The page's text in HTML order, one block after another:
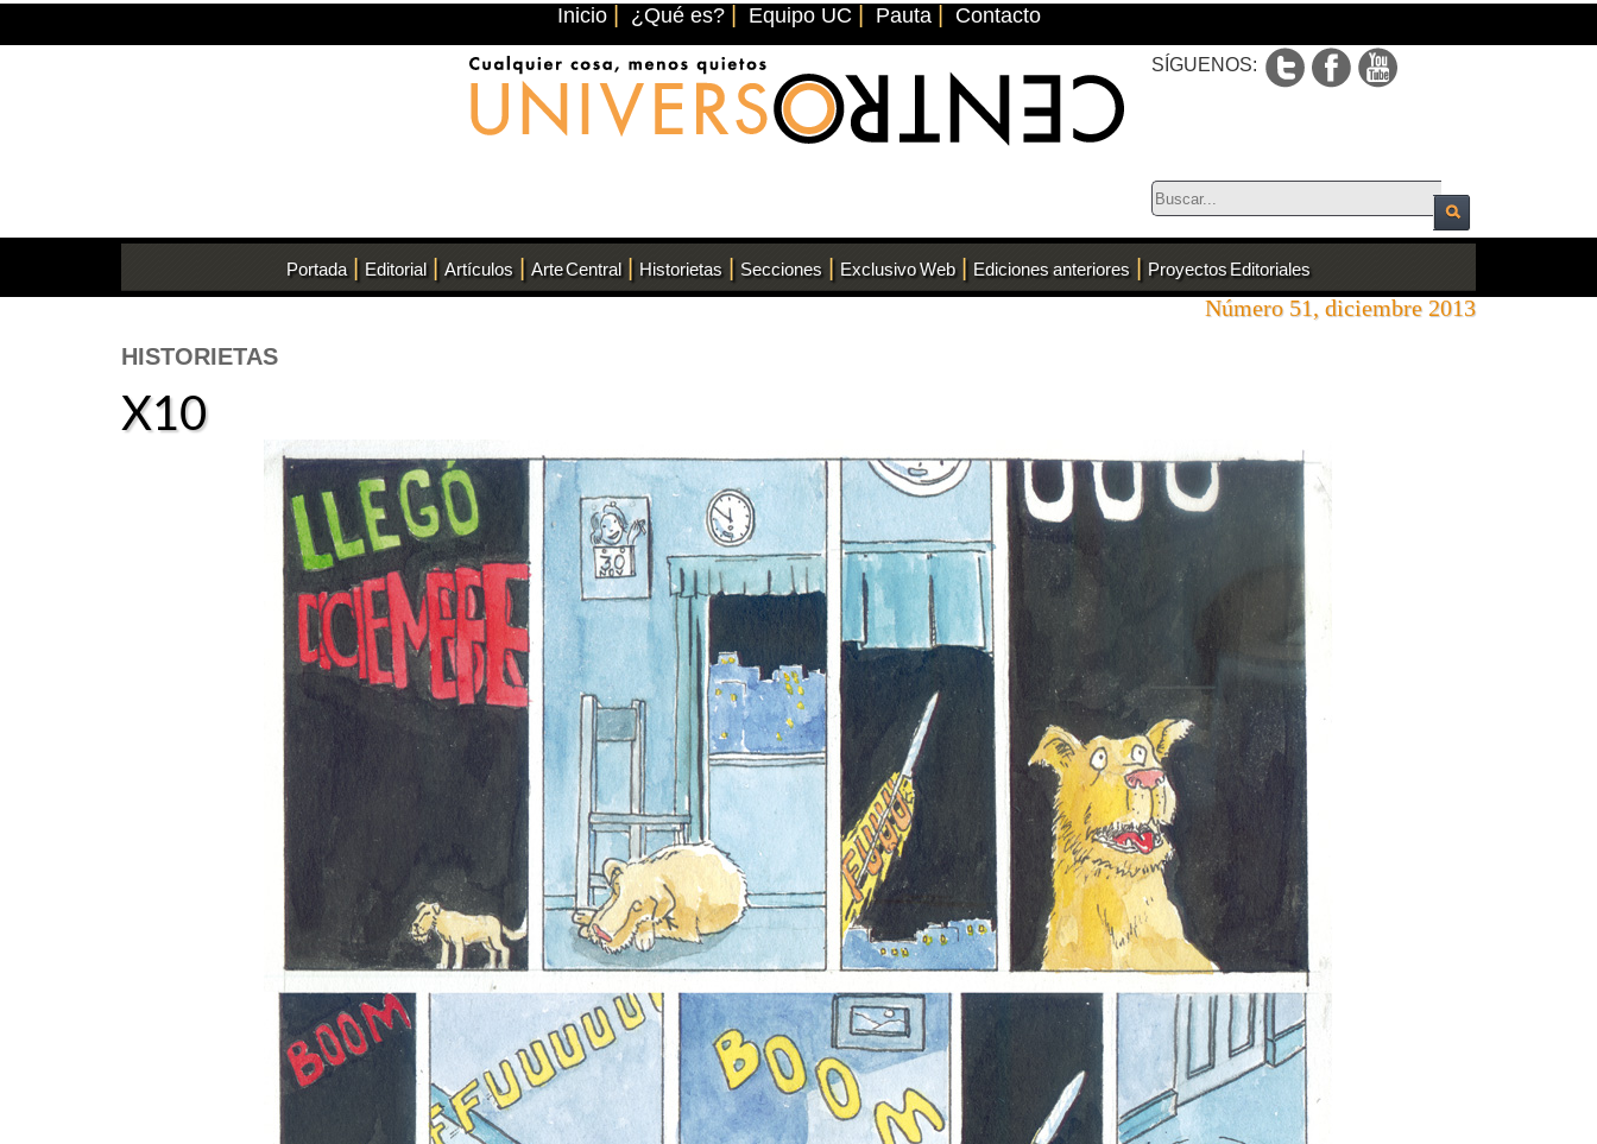
Inicio ¿Qué es? Equipo UC Pauta Contacto
SÍGUENOS:
Portada | Editorial | Artículos | Arte Central | Historietas | Secciones | Exclusivo Web | Ediciones anteriores | Proyectos Editoriales
Número 51, diciembre 2013
HISTORIETAS
X10